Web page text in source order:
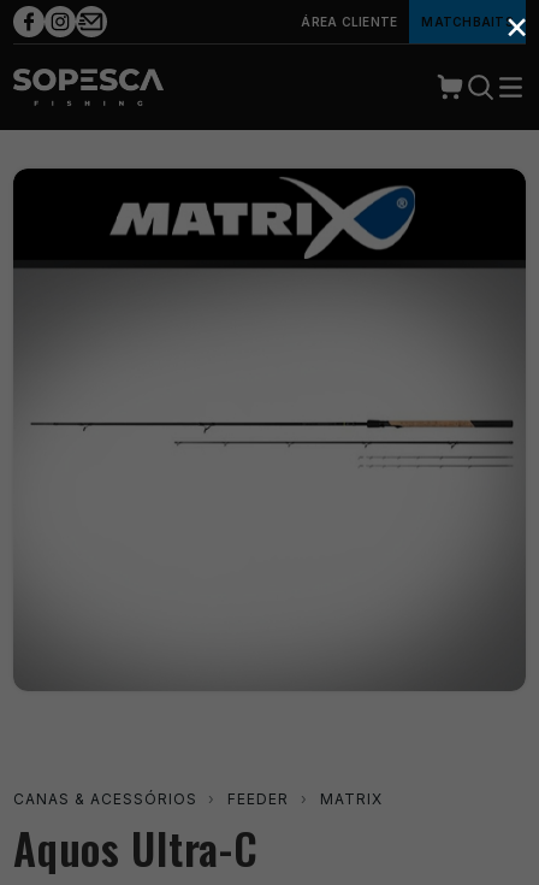
ÁREA CLIENTE MATCHBAITS
CANAS & ACESSÓRIOS › FEEDER › MATRIX
Aquos Ultra-C
×